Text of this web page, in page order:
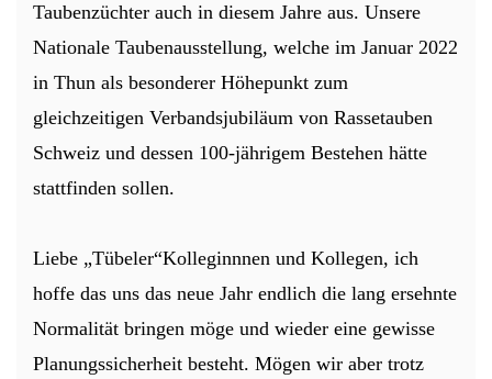
Taubenzüchter auch in diesem Jahre aus. Unsere
Nationale Taubenausstellung, welche im Januar 2022
in Thun als besonderer Höhepunkt zum
gleichzeitigen Verbandsjubiläum von Rassetauben
Schweiz und dessen 100-jährigem Bestehen hätte
stattfinden sollen.
Liebe „Tübeler“Kolleginnnen und Kollegen, ich
hoffe das uns das neue Jahr endlich die lang ersehnte
Normalität bringen möge und wieder eine gewisse
Planungssicherheit besteht. Mögen wir aber trotz